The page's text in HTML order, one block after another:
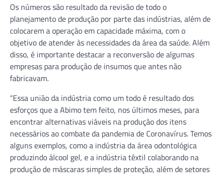
Os números são resultado da revisão de todo o
planejamento de produção por parte das indústrias, além de
colocarem a operação em capacidade máxima, com o
objetivo de atender às necessidades da área da saúde. Além
disso, é importante destacar a reconversão de algumas
empresas para produção de insumos que antes não
fabricavam.
“Essa união da indústria como um todo é resultado dos
esforços que a Abimo tem feito, nos últimos meses, para
encontrar alternativas viáveis na produção dos itens
necessários ao combate da pandemia de Coronavírus. Temos
alguns exemplos, como a indústria da área odontológica
produzindo álcool gel, e a indústria têxtil colaborando na
produção de máscaras simples de proteção, além de setores